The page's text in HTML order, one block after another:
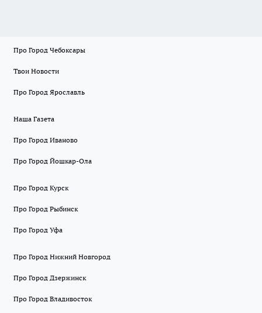
Про Город Чебоксары
Твои Новости
Про Город Ярославль
Наша Газета
Про Город Иваново
Про Город Йошкар-Ола
Про Город Курск
Про Город Рыбинск
Про Город Уфа
Про Город Нижний Новгород
Про Город Дзержинск
Про Город Владивосток